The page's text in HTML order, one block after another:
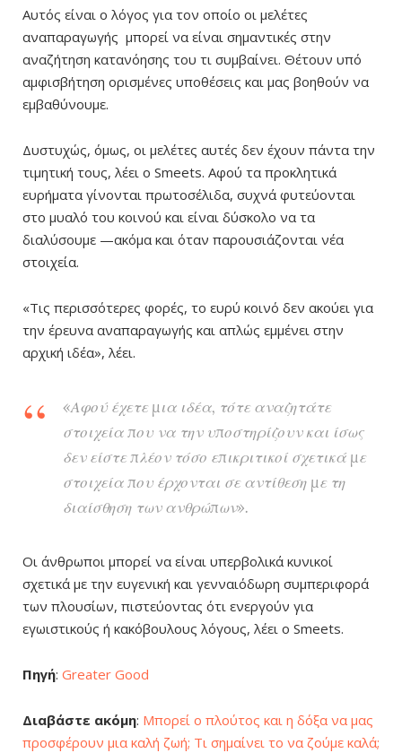
Αυτός είναι ο λόγος για τον οποίο οι μελέτες
αναπαραγωγής μπορεί να είναι σημαντικές στην
αναζήτηση κατανόησης του τι συμβαίνει. Θέτουν υπό
αμφισβήτηση ορισμένες υποθέσεις και μας βοηθούν να
εμβαθύνουμε.
Δυστυχώς, όμως, οι μελέτες αυτές δεν έχουν πάντα την
τιμητική τους, λέει ο Smeets. Αφού τα προκλητικά
ευρήματα γίνονται πρωτοσέλιδα, συχνά φυτεύονται
στο μυαλό του κοινού και είναι δύσκολο να τα
διαλύσουμε —ακόμα και όταν παρουσιάζονται νέα
στοιχεία.
«Τις περισσότερες φορές, το ευρύ κοινό δεν ακούει για
την έρευνα αναπαραγωγής και απλώς εμμένει στην
αρχική ιδέα», λέει.
«Αφού έχετε μια ιδέα, τότε αναζητάτε
στοιχεία που να την υποστηρίζουν και ίσως
δεν είστε πλέον τόσο επικριτικοί σχετικά με
στοιχεία που έρχονται σε αντίθεση με τη
διαίσθηση των ανθρώπων».
Οι άνθρωποι μπορεί να είναι υπερβολικά κυνικοί
σχετικά με την ευγενική και γενναιόδωρη συμπεριφορά
των πλουσίων, πιστεύοντας ότι ενεργούν για
εγωιστικούς ή κακόβουλους λόγους, λέει ο Smeets.
Πηγή: Greater Good
Διαβάστε ακόμη: Μπορεί ο πλούτος και η δόξα να μας
προσφέρουν μια καλή ζωή; Τι σημαίνει το να ζούμε καλά;